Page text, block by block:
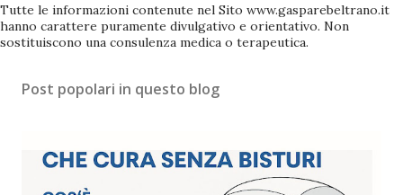
Tutte le informazioni contenute nel Sito www.gasparebeltrano.it
hanno carattere puramente divulgativo e orientativo. Non
sostituiscono una consulenza medica o terapeutica.
Post popolari in questo blog